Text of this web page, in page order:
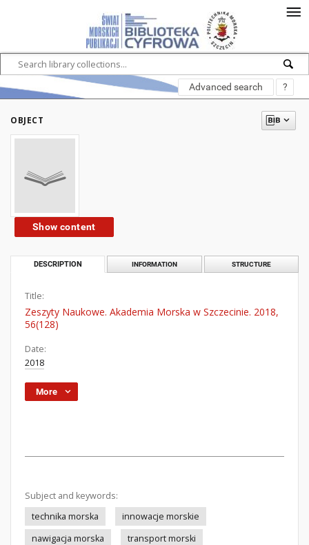
Advanced search ?
OBJECT
Show content
DESCRIPTION INFORMATION STRUCTURE
Title:
Zeszyty Naukowe. Akademia Morska w Szczecinie. 2018,
56(128)
Date:
2018
More
Subject and keywords:
technika morska
innowacje morskie
nawigacja morska
transport morski